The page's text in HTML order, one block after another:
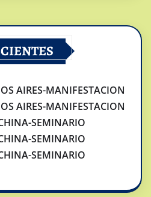
AIRES-MANIFESTACION
AIRES-MANIFESTACION
SEMINARIO
SEMINARIO
SEMINARIO